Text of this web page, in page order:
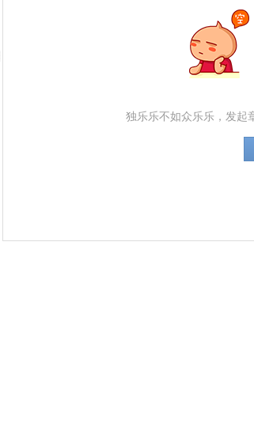
独乐乐不如众乐乐，发起